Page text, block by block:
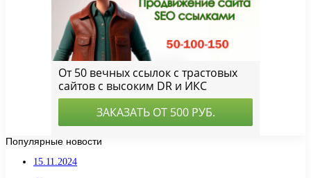
Популярные новости
15.11.2024